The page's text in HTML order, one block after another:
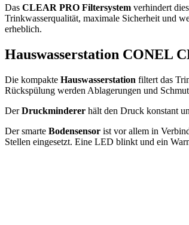
Das CLEAR PRO Filtersystem verhindert
Trinkwasserqualität, maximale Sicherheit und
erheblich.
Hauswasserstation CONEL
Die kompakte Hauswasserstation filtert das
Rückspülung werden Ablagerungen und
Der Druckminderer hält den Druck konstant
Der smarte Bodensensor ist vor allem in
Stellen eingesetzt. Eine LED blinkt und ein